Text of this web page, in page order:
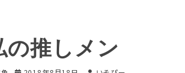
の推しメン